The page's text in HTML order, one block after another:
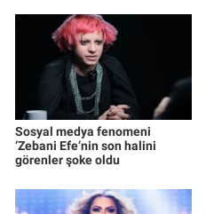
Sosyal medya fenomeni
‘Zebani Efe’nin son halini
görenler şoke oldu